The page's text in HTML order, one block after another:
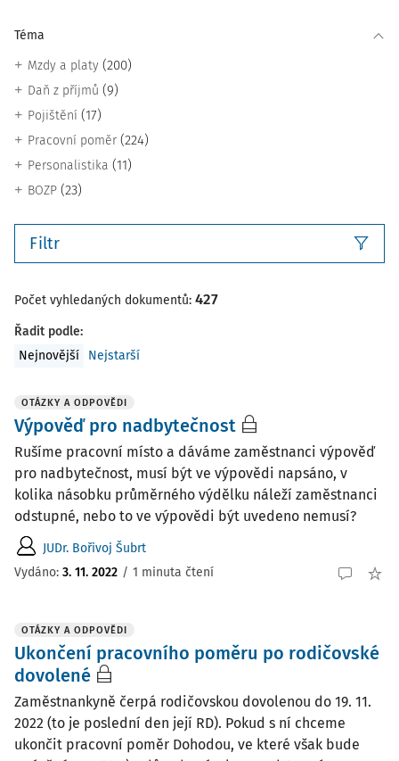
Téma
Mzdy a platy (200)
Daň z příjmů (9)
Pojištění (17)
Pracovní poměr (224)
Personalistika (11)
BOZP (23)
Filtr
Počet vyhledaných dokumentů: 427
Řadit podle:
Nejnovější
Nejstarší
OTÁZKY A ODPOVĚDI
Výpověď pro nadbytečnost
Rušíme pracovní místo a dáváme zaměstnanci výpověď
pro nadbytečnost, musí být ve výpovědi napsáno, v
kolika násobku průměrného výdělku náleží zaměstnanci
odstupné, nebo to ve výpovědi být uvedeno nemusí?
JUDr. Bořivoj Šubrt
Vydáno: 3. 11. 2022 / 1 minuta čtení
OTÁZKY A ODPOVĚDI
Ukončení pracovního poměru po rodičovské
dovolené
Zaměstnankyně čerpá rodičovskou dovolenou do 19. 11.
2022 (to je poslední den její RD). Pokud s ní chceme
ukončit pracovní poměr Dohodou, ve které však bude